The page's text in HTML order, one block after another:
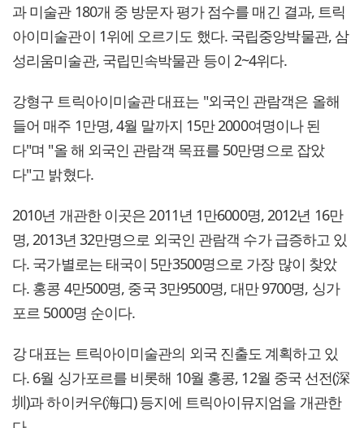
과 미술관 180개 중 방문자 평가 점수를 매긴 결과, 트릭
아이미술관이 1위에 오르기도 했다. 국립중앙박물관, 삼
성리움미술관, 국립민속박물관 등이 2~4위다.
강형구 트릭아이미술관 대표는 "외국인 관람객은 올해
들어 매주 1만명, 4월 말까지 15만 2000여명이나 된
다"며 "올 해 외국인 관람객 목표를 50만명으로 잡았
다"고 밝혔다.
2010년 개관한 이곳은 2011년 1만6000명, 2012년 16만
명, 2013년 32만명으로 외국인 관람객 수가 급증하고 있
다. 국가별로는 태국이 5만3500명으로 가장 많이 찾았
다. 홍콩 4만500명, 중국 3만9500명, 대만 9700명, 싱가
포르 5000명 순이다.
강 대표는 트릭아이미술관의 외국 진출도 계획하고 있
다. 6월 싱가포르를 비롯해 10월 홍콩, 12월 중국 선전(深
圳)과 하이커우(海口) 등지에 트릭아이뮤지엄을 개관한